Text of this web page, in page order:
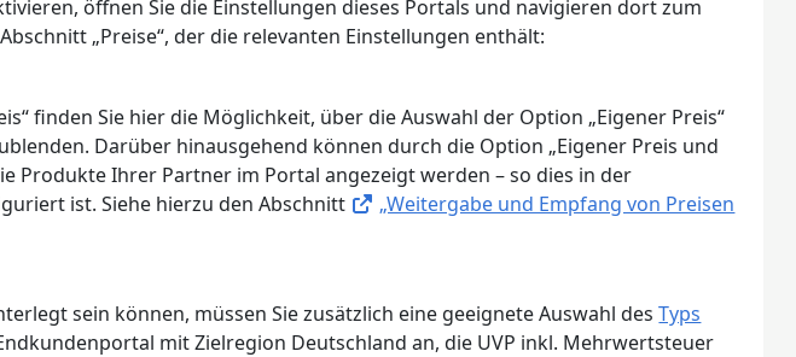
öffnen Sie die Einstellungen dieses Portals und navigieren dort zum
„Preise“, der die relevanten Einstellungen enthält:
finden Sie hier die Möglichkeit, über die Auswahl der Option „Eigener Preis“
Darüber hinausgehend können durch die Option „Eigener Preis und
Produkte Ihrer Partner im Portal angezeigt werden – so dies in der
ist. Siehe hierzu den Abschnitt
„Weitergabe und Empfang von Preisen
sein können, müssen Sie zusätzlich eine geeignete Auswahl desTyps
mit Zielregion Deutschland an, die UVP inkl. Mehrwertsteuer